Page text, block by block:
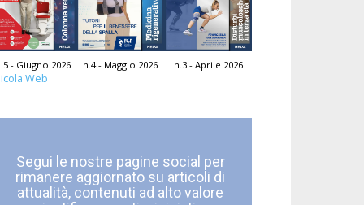
- Giugno 2026 n.4 - Maggio 2026 n.3 - Aprile 2026
Web
Segui le nostre pagine social per
rimanere aggiornato su articoli di
attualità, contenuti ad alto valore